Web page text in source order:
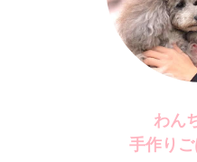
わん
手作り